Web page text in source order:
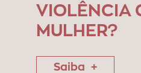
VIOLÊNCIA
MULHER?
Saiba